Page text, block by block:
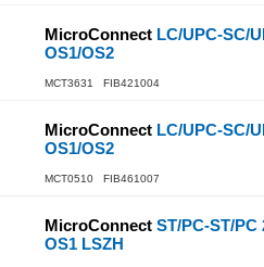
MicroConnect LC/UPC-SC/
OS1/OS2
MCT3631 FIB421004
MicroConnect LC/UPC-SC/
OS1/OS2
MCT0510 FIB461007
MicroConnect ST/PC-ST/PC
OS1 LSZH